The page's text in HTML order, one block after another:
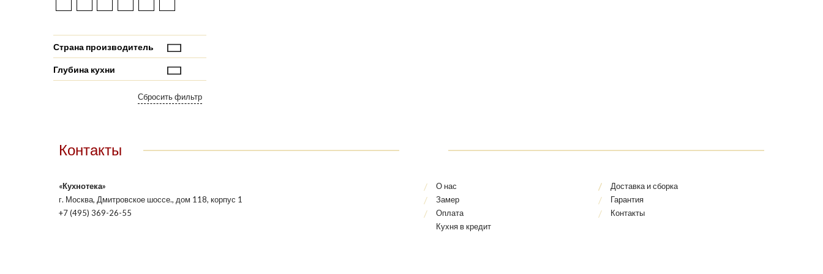
Страна производитель
Глубина кухни
Контакты
«Кухнотека»
г. Москва, Дмитровское шоссе., дом 118, корпус 1
+7 (495) 369-26-55
О нас
Замер
Оплата
Кухня в кредит
Доставка и сборка
Гарантия
Контакты